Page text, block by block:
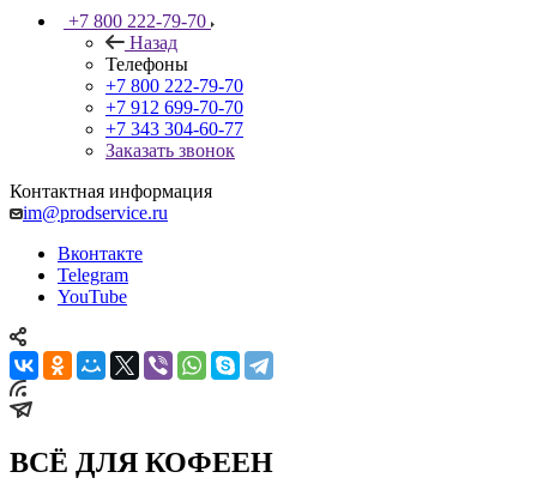
+7 800 222-79-70
Назад
Телефоны
+7 800 222-79-70
+7 912 699-70-70
+7 343 304-60-77
Заказать звонок
Контактная информация
im@prodservice.ru
Вконтакте
Telegram
YouTube
ВСЁ ДЛЯ КОФЕЕН